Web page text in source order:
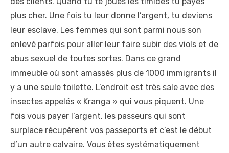
plus cher. Une fois tu leur donne l’argent, tu deviens
leur esclave. Les femmes qui sont parmi nous son
enlevé parfois pour aller leur faire subir des viols et de
abus sexuel de toutes sortes. Dans ce grand
immeuble où sont amassés plus de 1000 immigrants il
y a une seule toilette. L’endroit est très sale avec des
insectes appelés « Kranga » qui vous piquent. Une
fois vous payer l’argent, les passeurs qui sont
surplace récupèrent vos passeports et c’est le début
d’un autre calvaire. Vous êtes systématiquement